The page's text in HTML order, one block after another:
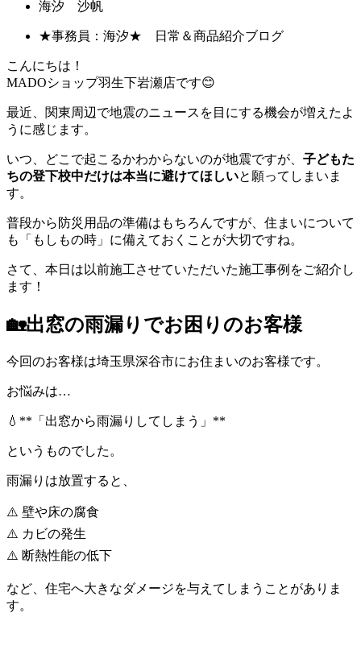
海汐 沙帆
★事務員：海汐★ 日常＆商品紹介ブログ
こんにちは！
MADOショップ羽生下岩瀬店です😊
最近、関東周辺で地震のニュースを目にする機会が増えたよ
うに感じます。
いつ、どこで起こるかわからないのが地震ですが、 子どもた
ちの登下校中だけは本当に避けてほしいと願ってしまいま
す。
普段から防災用品の準備はもちろんですが、住まいについて
も「もしもの時」に備えておくことが大切ですね。
さて、本日は以前施工させていただいた施工事例をご紹介し
ます！
🏡出窓の雨漏りでお困りのお客様
今回のお客様は埼玉県深谷市にお住まいのお客様です。
お悩みは…
💧**「出窓から雨漏りしてしまう」**
というものでした。
雨漏りは放置すると、
⚠️ 壁や床の腐食
⚠️ カビの発生
⚠️ 断熱性能の低下
など、住宅へ大きなダメージを与えてしまうことがありま
す。